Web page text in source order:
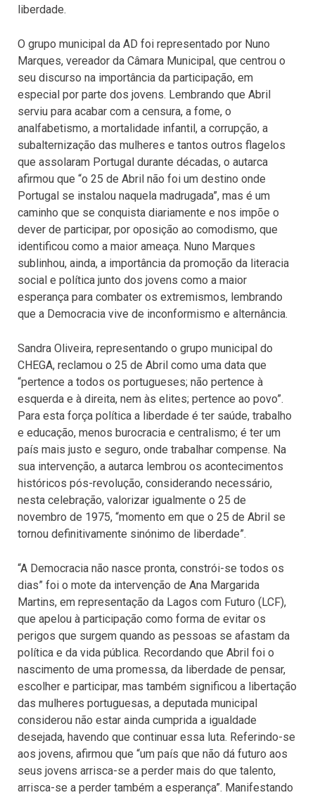
liberdade.
O grupo municipal da AD foi representado por Nuno
Marques, vereador da Câmara Municipal, que centrou o
seu discurso na importância da participação, em
especial por parte dos jovens. Lembrando que Abril
serviu para acabar com a censura, a fome, o
analfabetismo, a mortalidade infantil, a corrupção, a
subalternização das mulheres e tantos outros flagelos
que assolaram Portugal durante décadas, o autarca
afirmou que “o 25 de Abril não foi um destino onde
Portugal se instalou naquela madrugada”, mas é um
caminho que se conquista diariamente e nos impõe o
dever de participar, por oposição ao comodismo, que
identificou como a maior ameaça. Nuno Marques
sublinhou, ainda, a importância da promoção da literacia
social e política junto dos jovens como a maior
esperança para combater os extremismos, lembrando
que a Democracia vive de inconformismo e alternância.
Sandra Oliveira, representando o grupo municipal do
CHEGA, reclamou o 25 de Abril como uma data que
“pertence a todos os portugueses; não pertence à
esquerda e à direita, nem às elites; pertence ao povo”.
Para esta força política a liberdade é ter saúde, trabalho
e educação, menos burocracia e centralismo; é ter um
país mais justo e seguro, onde trabalhar compense. Na
sua intervenção, a autarca lembrou os acontecimentos
históricos pós-revolução, considerando necessário,
nesta celebração, valorizar igualmente o 25 de
novembro de 1975, “momento em que o 25 de Abril se
tornou definitivamente sinónimo de liberdade”.
“A Democracia não nasce pronta, constrói-se todos os
dias” foi o mote da intervenção de Ana Margarida
Martins, em representação da Lagos com Futuro (LCF),
que apelou à participação como forma de evitar os
perigos que surgem quando as pessoas se afastam da
política e da vida pública. Recordando que Abril foi o
nascimento de uma promessa, da liberdade de pensar,
escolher e participar, mas também significou a libertação
das mulheres portuguesas, a deputada municipal
considerou não estar ainda cumprida a igualdade
desejada, havendo que continuar essa luta. Referindo-se
aos jovens, afirmou que “um país que não dá futuro aos
seus jovens arrisca-se a perder mais do que talento,
arrisca-se a perder também a esperança”. Manifestando